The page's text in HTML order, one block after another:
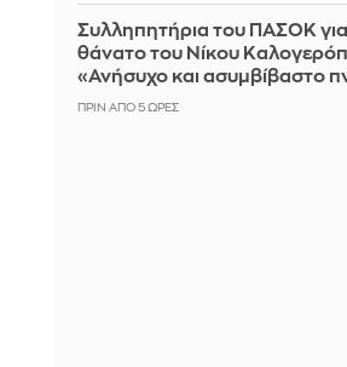
Συλληπητήρια του ΠΑΣΟΚ
θάνατο του Νίκου
«Ανήσυχο και ασυμβίβαστο
ΠΡΙΝ ΑΠΌ 5 ΏΡΕΣ